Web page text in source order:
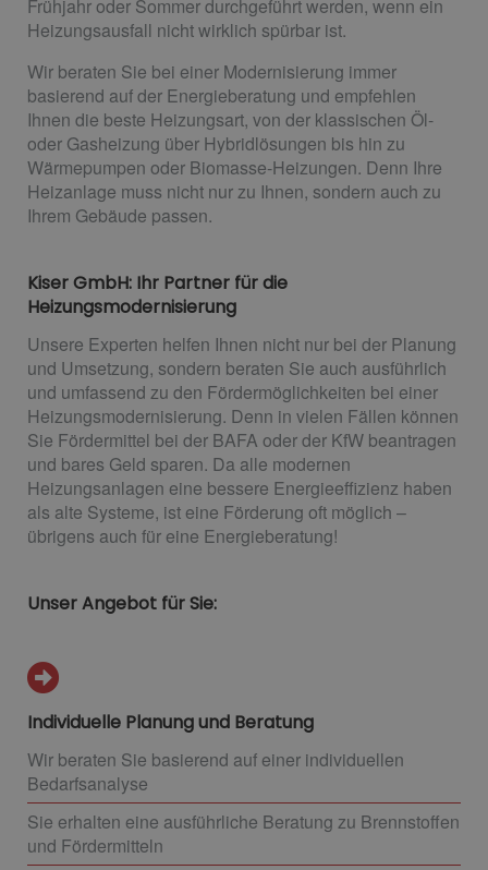
Frühjahr oder Sommer durchgeführt werden, wenn ein
Heizungsausfall nicht wirklich spürbar ist.
Wir beraten Sie bei einer Modernisierung immer
basierend auf der Energieberatung und empfehlen
Ihnen die beste Heizungsart, von der klassischen Öl-
oder Gasheizung über Hybridlösungen bis hin zu
Wärmepumpen oder Biomasse-Heizungen. Denn Ihre
Heizanlage muss nicht nur zu Ihnen, sondern auch zu
Ihrem Gebäude passen.
Kiser GmbH: Ihr Partner für die
Heizungsmodernisierung
Unsere Experten helfen Ihnen nicht nur bei der Planung
und Umsetzung, sondern beraten Sie auch ausführlich
und umfassend zu den Fördermöglichkeiten bei einer
Heizungsmodernisierung. Denn in vielen Fällen können
Sie Fördermittel bei der BAFA oder der KfW beantragen
und bares Geld sparen. Da alle modernen
Heizungsanlagen eine bessere Energieeffizienz haben
als alte Systeme, ist eine Förderung oft möglich –
übrigens auch für eine Energieberatung!
Unser Angebot für Sie:
Individuelle Planung und Beratung
Wir beraten Sie basierend auf einer individuellen
Bedarfsanalyse
Sie erhalten eine ausführliche Beratung zu Brennstoffen
und Fördermitteln